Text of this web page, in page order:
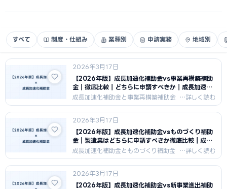
すべて 制度・仕組み 業種別 申請実務 地域別
2026年3月17日
【2026年版】成長加速化補助金vs事業再構築補助
金｜徹底比較｜どちらに申請すべきか｜成長加速化
補助金ナビ
成長加速化補助金と事業再構築補助金
を徹底比較。対象者・補助率・補助
額・申請難易度・採択率の違いを解
説。売上高10億円以上の企業はどちら
を選ぶべきか、最適な選択肢を示しま
す。
2026年3月17日
【2026年版】成長加速化補助金vsものづくり補助
金｜製造業はどちらに申請すべきか徹底比較｜成長
加速化補助金ナビ
成長加速化補助金とものづくり補助金
を製造業視点で徹底比較。補助上限（5
億円vs4,000万円）・申請要件・審査
難易度・採択率の違いから、製造業が
選ぶべき補助金を解説します。
2026年3月17日
【2026年版】成長加速化補助金vs新事業進出補助